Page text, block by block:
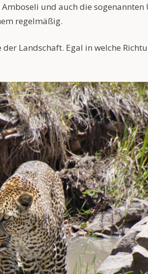
und auch die sogenannten
regelmäßig.
Landschaft. Egal in welche